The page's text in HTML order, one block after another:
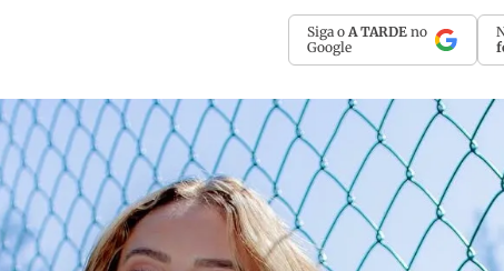
Siga o A TARDE no
Google